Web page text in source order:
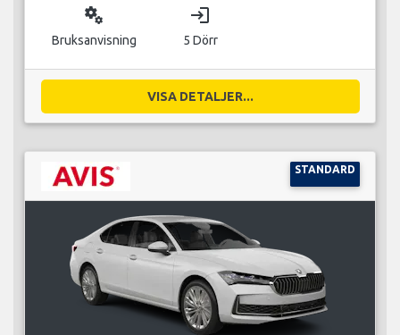
miscellaneous_services
Bruksanvisning
login
5 Dörr
VISA DETALJER...
STANDARD